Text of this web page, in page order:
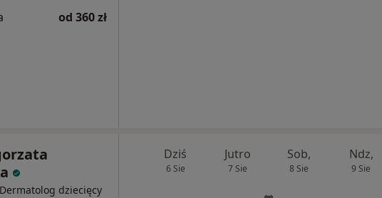
od 360 zł
dziecięcy
Dziś
6 Sie
Jutro
7 Sie
Sob,
8 Sie
Ndz,
9 Sie